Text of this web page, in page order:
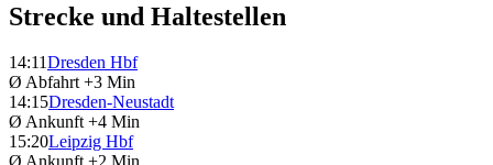
Strecke und Haltestellen
14:11Dresden Hbf
Ø Abfahrt +3 Min
14:15Dresden-Neustadt
Ø Ankunft +4 Min
15:20Leipzig Hbf